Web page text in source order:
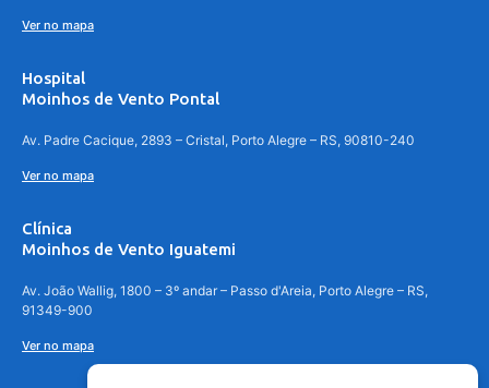
Ver no mapa
Hospital
Moinhos de Vento Pontal
Av. Padre Cacique, 2893 – Cristal, Porto Alegre – RS, 90810-240
Ver no mapa
Clínica
Moinhos de Vento Iguatemi
Av. João Wallig, 1800 – 3º andar – Passo d'Areia, Porto Alegre – RS,
91349-900
Ver no mapa